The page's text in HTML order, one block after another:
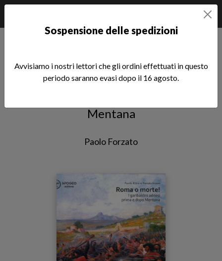
Roma o morte!
Mentana
Paolo Forzato
Sospensione delle spedizioni
Avvisiamo i nostri lettori che gli ordini effettuati in questo
periodo saranno evasi dopo il 16 agosto.